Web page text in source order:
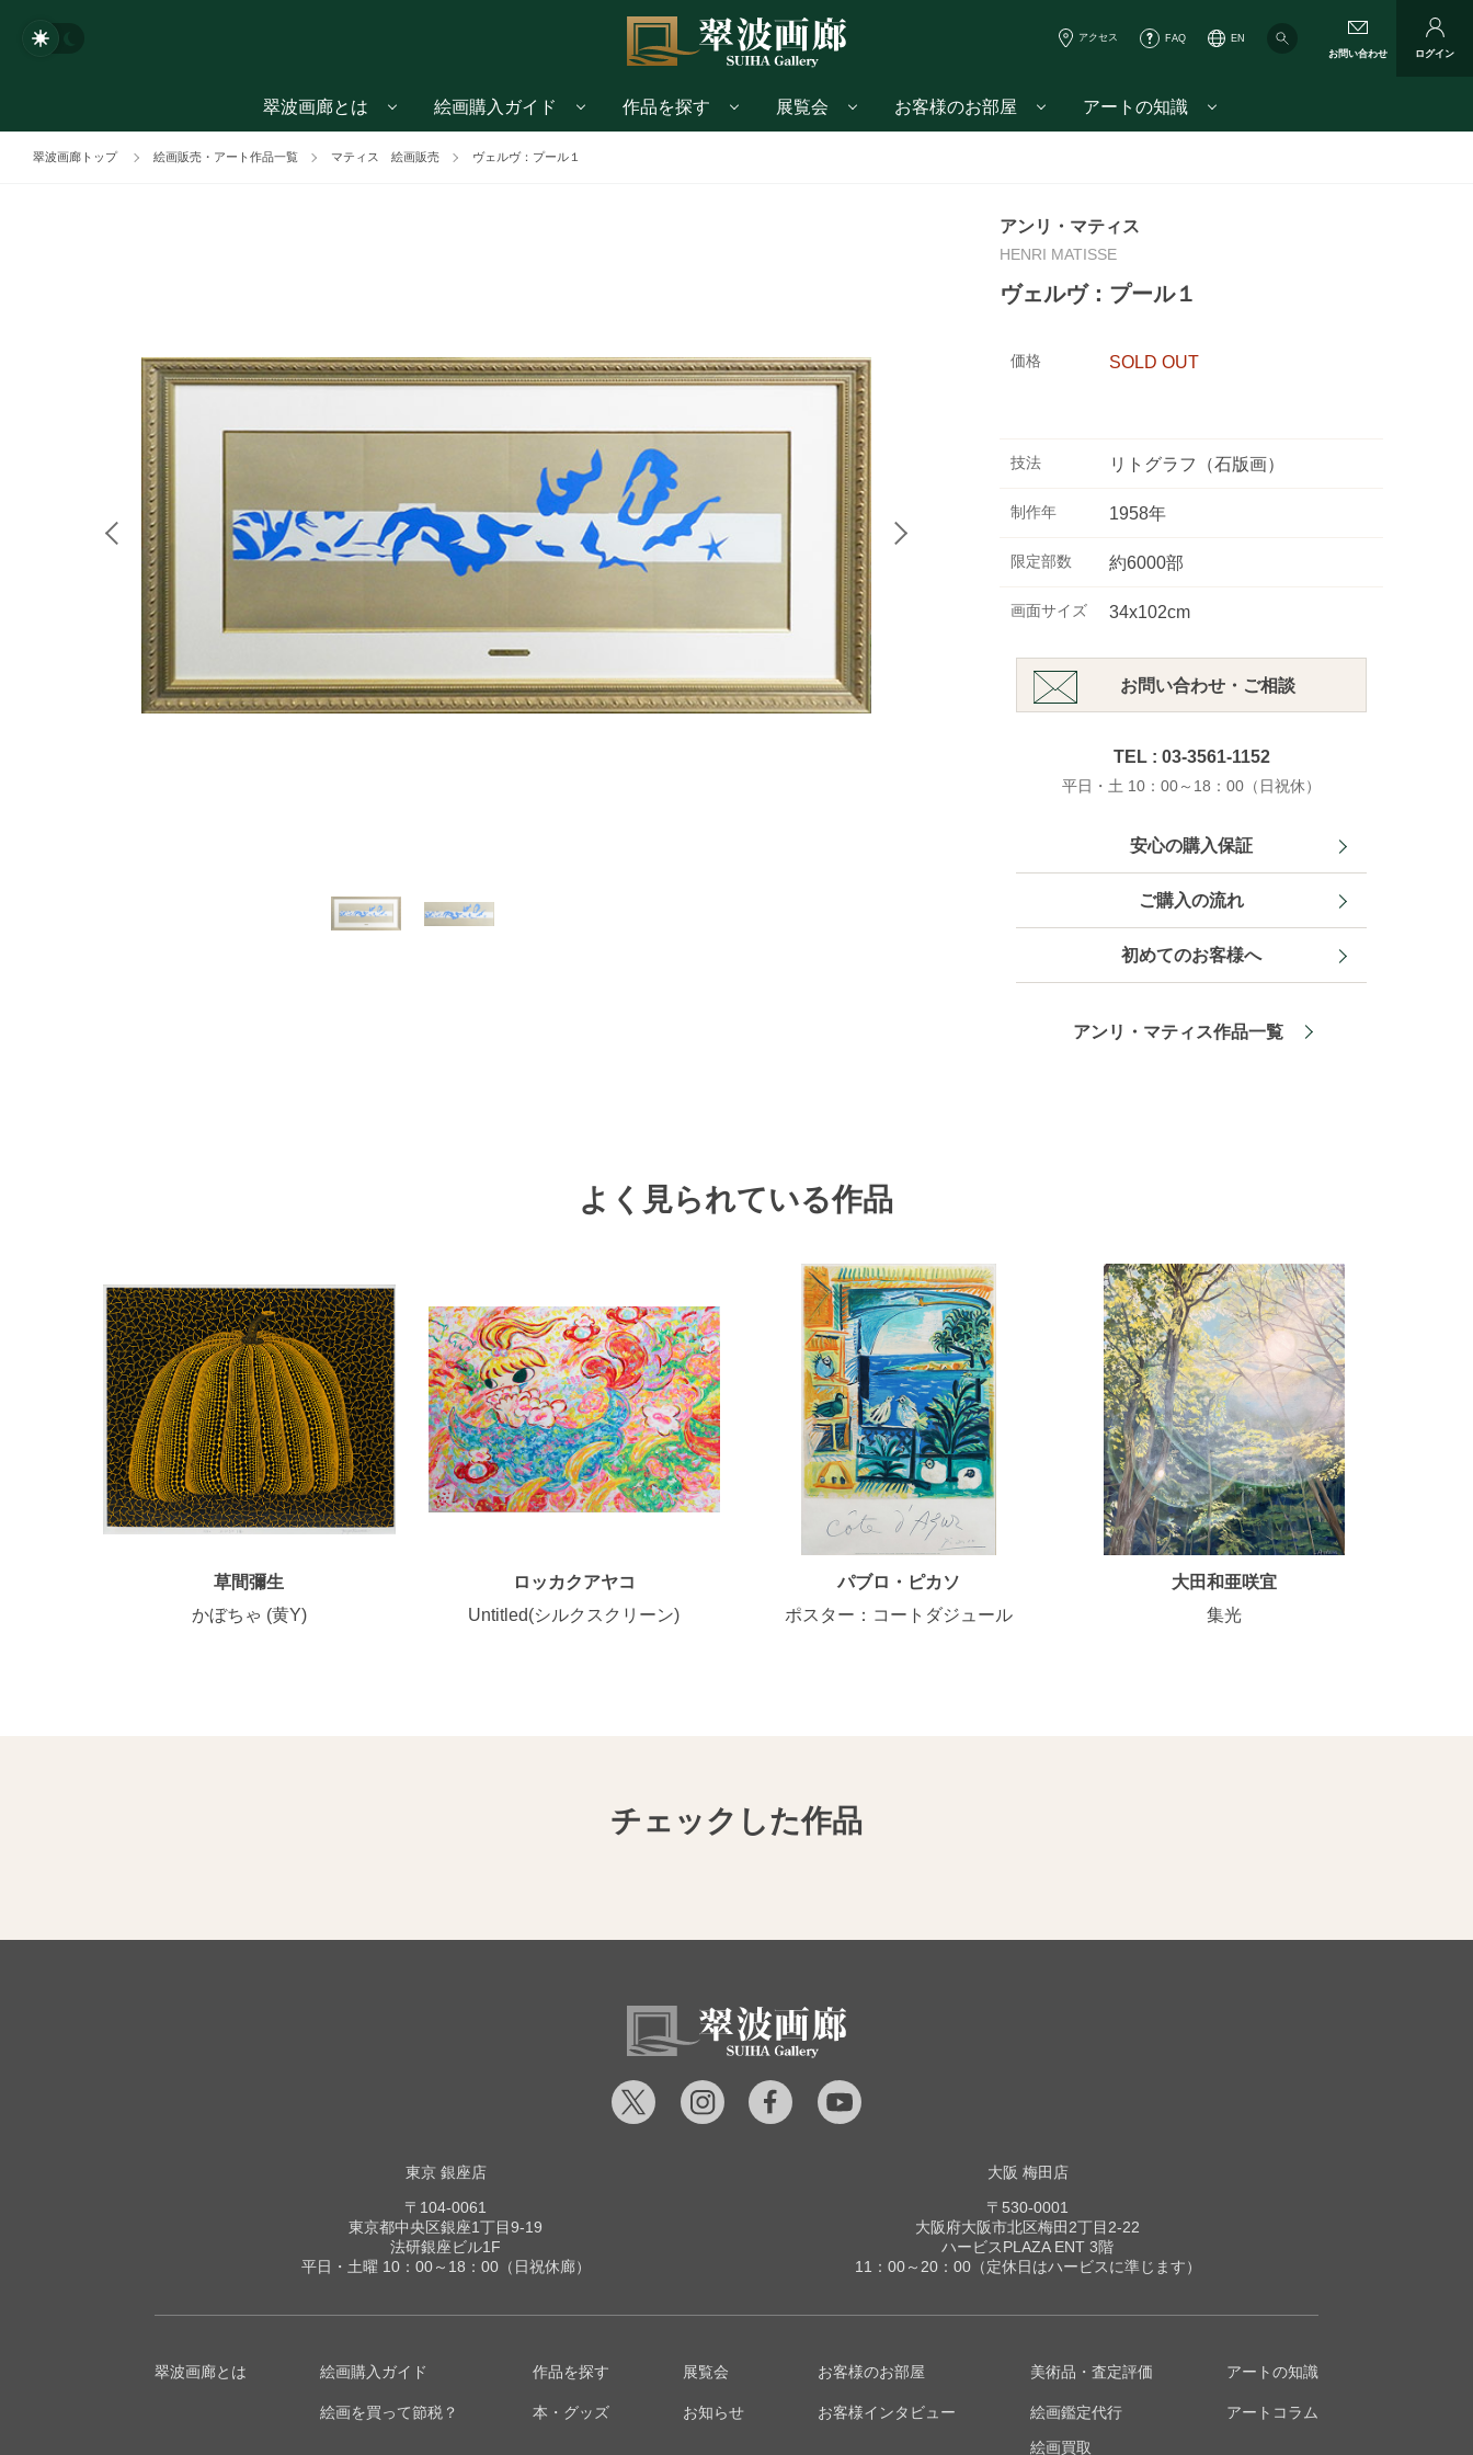
アクセス FAQ
EN
お問い合わせ
ログイン
翠波画廊とは 絵画購入ガイド 作品を探す 展覧会 お客様のお部屋 アートの知識
翠波画廊トップ 絵画販売・アート作品一覧 マティス 絵画販売 ヴェルヴ：プール１
アンリ・マティス
HENRI MATISSE
ヴェルヴ：プール１
価格 SOLD OUT
技法 リトグラフ（石版画）
制作年 1958年
限定部数 約6000部
画面サイズ 34x102cm
お問い合わせ・ご相談
TEL : 03-3561-1152
平日・土 10：00～18：00（日祝休）
安心の購入保証
ご購入の流れ
初めてのお客様へ
アンリ・マティス作品一覧
よく見られている作品
草間彌生
かぼちゃ (黄Y)
ロッカクアヤコ
Untitled(シルクスクリーン)
パブロ・ピカソ
ポスター：コートダジュール
大田和亜咲宜
集光
チェックした作品
東京 銀座店
〒104-0061
東京都中央区銀座1丁目9-19
法研銀座ビル1F
平日・土曜 10：00～18：00（日祝休廊）
大阪 梅田店
〒530-0001
大阪府大阪市北区梅田2丁目2-22
ハービスPLAZA ENT 3階
11：00～20：00（定休日はハービスに準じます）
翠波画廊とは 絵画購入ガイド
絵画を買って節税？
作品を探す
本・グッズ
展覧会
お知らせ
お客様のお部屋
お客様インタビュー
美術品・査定評価
絵画鑑定代行
絵画買取
アートの知識
アートコラム